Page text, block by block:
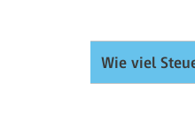
Wie viel